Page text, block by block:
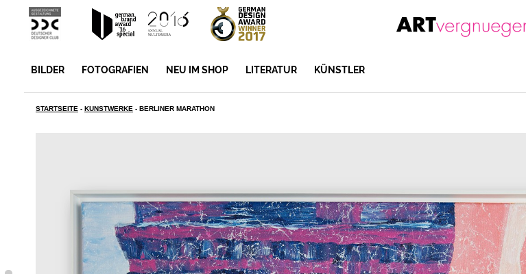
BILDER FOTOGRAFIEN NEU IM SHOP LITERATUR KÜNSTLER
STARTSEITE - KUNSTWERKE - BERLINER MARATHON